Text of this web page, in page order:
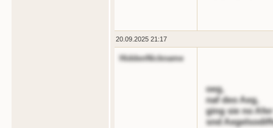
20.09.2025 21:17
HiddenNickname
oeg,
naf deo Aeg,
ging sie no
snd